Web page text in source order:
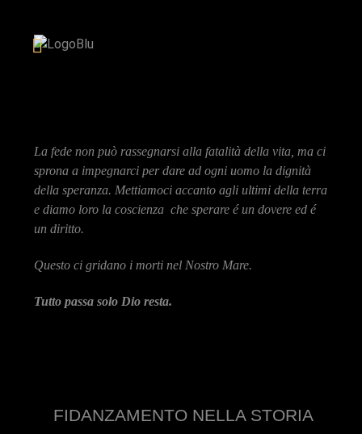
La fede non può rassegnarsi alla fatalità della vita, ma ci
sprona a impegnarci per dare ad ogni uomo la dignità
della speranza. Mettiamoci accanto agli ultimi della terra
e diamo loro la coscienza che sperare é un dovere ed é
un diritto.
Questo ci gridano i morti nel Nostro Mare.
Tutto passa solo Dio resta.
FIDANZAMENTO NELLA STORIA